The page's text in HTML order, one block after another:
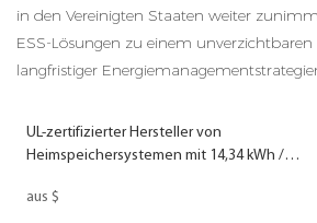
in den Vereinigten Staaten weiter
ESS-Lösungen zu einem unverzichtbaren
langfristiger
UL-zertifizierter Hersteller von
Heimspeichersystemen mit 14,34 kWh /
aus $